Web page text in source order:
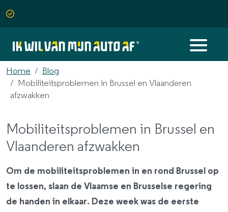
Home
Blog
Mobiliteitsproblemen in Brussel en Vlaanderen
afzwakken
Mobiliteitsproblemen in Brussel en
Vlaanderen afzwakken
Om de mobiliteitsproblemen in en rond Brussel op
te lossen, slaan de Vlaamse en Brusselse regering
de handen in elkaar. Deze week was de eerste